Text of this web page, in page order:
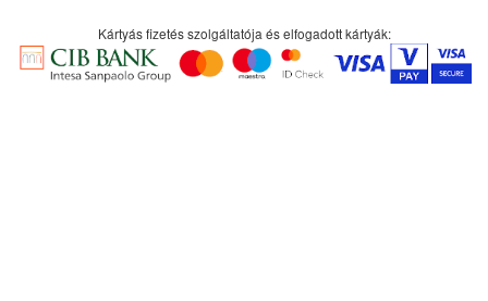
Kártyás fizetés szolgáltatója és elfogadott kártyák: